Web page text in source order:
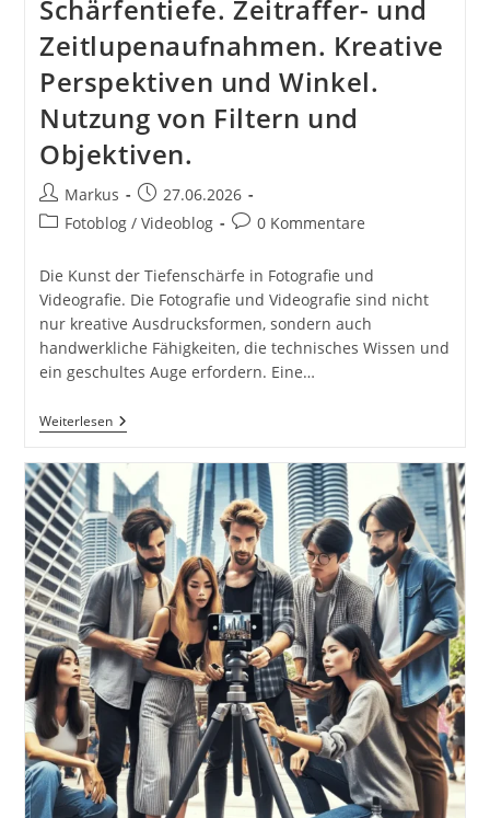
Schärfentiefe. Zeitraffer- und
Zeitlupenaufnahmen. Kreative
Perspektiven und Winkel.
Nutzung von Filtern und
Objektiven.
Beitrags-
Autor:
Markus
Beitrag
veröffentlicht:
27.06.2026
Beitrags-
Fotoblog / Videoblog
Beitrags-
0 Kommentare
Die Kunst der Tiefenschärfe in Fotografie und
Videografie. Die Fotografie und Videografie sind nicht
nur kreative Ausdrucksformen, sondern auch
handwerkliche Fähigkeiten, die technisches Wissen und
ein geschultes Auge erfordern. Eine…
WeiterlesenArbeit
Mit
Bei
Foto
Und
Video.
Unterschied
Tiefenschärfe
Und
Schärfentiefe.
Zeitraffer-
Und
Zeitlupenaufnahmen.
Kreative
Perspektiven
Und
Winkel.
Nutzung
Von
Filtern
Und
Objektiven.